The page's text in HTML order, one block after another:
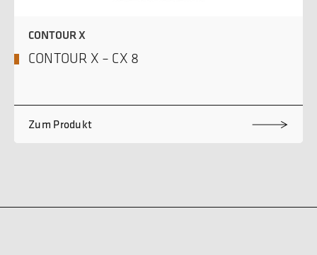
CONTOUR X
CONTOUR X – CX 8
Zum Produkt